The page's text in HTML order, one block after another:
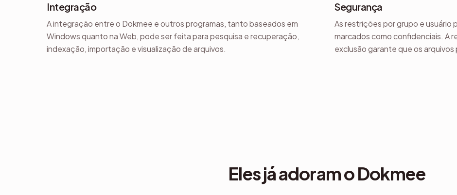
Integração
A integração entre o Dokmee e outros programas, tanto baseados em
Windows quanto na Web, pode ser feita para pesquisa e recuperação,
indexação, importação e visualização de arquivos.
Segurança
As restrições por grupo e usuário
marcados como confidenciais. A
exclusão garante que os
Eles já adoram o Dokmee